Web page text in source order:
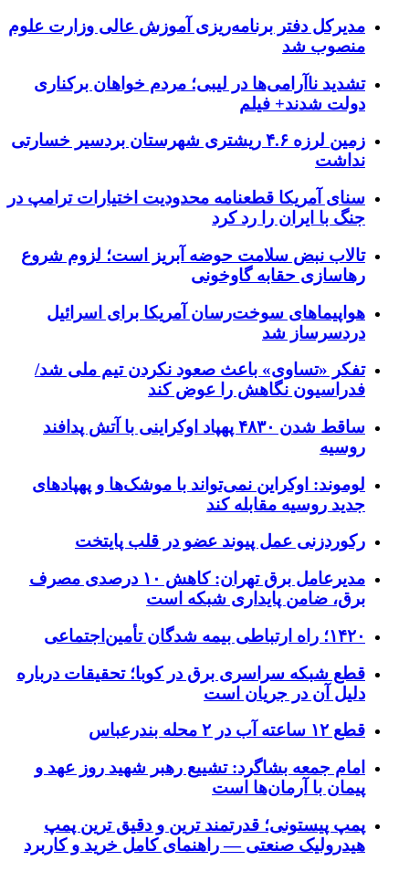
مدیرکل دفتر برنامه‌ریزی آموزش عالی وزارت علوم
منصوب شد
تشدید ناآرامی‌ها در لیبی؛ مردم خواهان برکناری
دولت شدند+ فیلم
زمین لرزه ۴.۶ ریشتری شهرستان بردسیر خسارتی
نداشت
سنای آمریکا قطعنامه محدودیت اختیارات ترامپ در
جنگ با ایران را رد کرد
تالاب نبض سلامت حوضه آبریز است؛ لزوم شروع
رهاسازی حقابه گاوخونی
هواپیماهای سوخت‌رسان آمریکا برای اسرائیل
دردسرساز شد
تفکر «تساوی» باعث صعود نکردن تیم ملی شد/
فدراسیون نگاهش را عوض کند
ساقط شدن ۴۸۳۰ پهپاد اوکراینی با آتش پدافند
روسیه
لوموند: اوکراین نمی‌تواند با موشک‌ها و پهپادهای
جدید روسیه مقابله کند
رکوردزنی عمل پیوند عضو در قلب پایتخت
مدیرعامل برق تهران: کاهش ۱۰ درصدی مصرف
برق، ضامن پایداری شبکه است
۱۴۲۰؛ راه ارتباطی بیمه شدگان تأمین‌اجتماعی
قطع شبکه سراسری برق در کوبا؛ تحقیقات درباره
دلیل آن در جریان است
قطع ۱۲ ساعته آب در ۲ محله بندرعباس
امام جمعه بشاگرد: تشییع رهبر شهید روز عهد و
پیمان با آرمان‌ها است
پمپ پیستونی؛ قدرتمند ترین و دقیق‌ ترین پمپ
هیدرولیک صنعتی — راهنمای کامل خرید و کاربرد